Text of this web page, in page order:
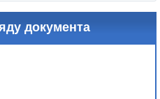
документа